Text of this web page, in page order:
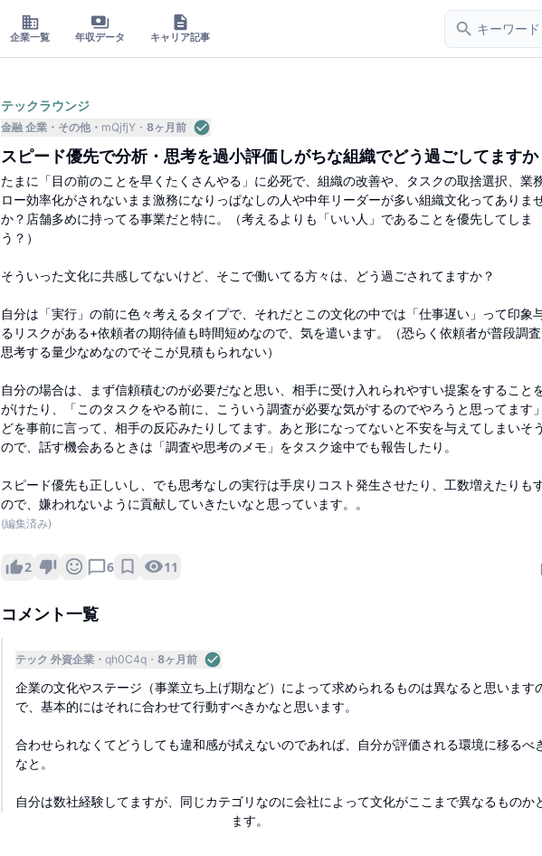
企業一覧 年収データ キャリア記事
テックラウンジ
金融 企業 その他 mQjfjY 8ヶ月前
スピード優先で分析・思考を過小評価しがちな組織でどう過ごしてますか
たまに「目の前のことを早くたくさんやる」に必死で、組織の改善や、タスクの取捨選択、業
ロー効率化がされないまま激務になりっぱなしの人や中年リーダーが多い組織文化ってありま
か？店舗多めに持ってる事業だと特に。（考えるよりも「いい人」であることを優先してしま
う？）
そういった文化に共感してないけど、そこで働いてる方々は、どう過ごされてますか？
自分は「実行」の前に色々考えるタイプで、それだとこの文化の中では「仕事遅い」って印象
るリスクがある+依頼者の期待値も時間短めなので、気を遣います。（恐らく依頼者が普段調査
思考する量少なめなのでそこが見積もられない）
自分の場合は、まず信頼積むのが必要だなと思い、相手に受け入れられやすい提案をすること
がけたり、「このタスクをやる前に、こういう調査が必要な気がするのでやろうと思ってます
どを事前に言って、相手の反応みたりしてます。あと形になってないと不安を与えてしまいそ
ので、話す機会あるときは「調査や思考のメモ」をタスク途中でも報告したり。
スピード優先も正しいし、でも思考なしの実行は手戻りコスト発生させたり、工数増えたりも
ので、嫌われないように貢献していきたいなと思っています。。
(編集済み)
2 6 11
コメント一覧
テック 外資企業 qh0C4q 8ヶ月前
企業の文化やステージ（事業立ち上げ期など）によって求められるものは異なると思います
で、基本的にはそれに合わせて行動すべきかなと思います。
合わせられなくてどうしても違和感が拭えないのであれば、自分が評価される環境に移るべ
なと。
自分は数社経験してますが、同じカテゴリなのに会社によって文化がここまで異なるものか
きました。合う合わないはあると思います。